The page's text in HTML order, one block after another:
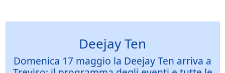
Deejay Ten
Domenica 17 maggio la Deejay Ten arriva a